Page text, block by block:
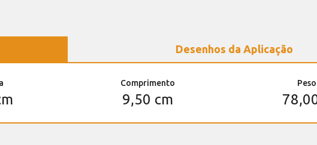
Desenhos da Aplicação
Comprimento
9,50 cm
Peso